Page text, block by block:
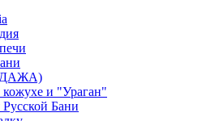
кожухе и "Ураган"
Бани